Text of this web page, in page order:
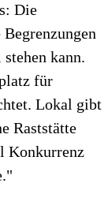
Die
kann.
für
Lokal gibt
Raststätte
Konkurrenz